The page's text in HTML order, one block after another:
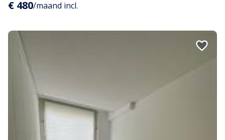
€ 480/maand incl.